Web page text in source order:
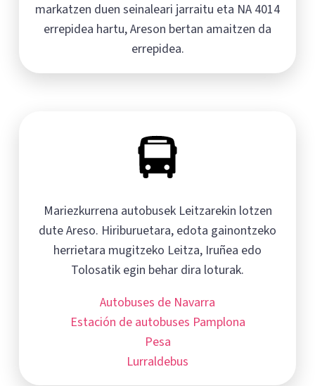
markatzen duen seinaleari jarraitu eta NA 4014
errepidea hartu, Areson bertan amaitzen da
errepidea.
Mariezkurrena autobusek Leitzarekin lotzen
dute Areso. Hiriburuetara, edota gainontzeko
herrietara mugitzeko Leitza, Iruñea edo
Tolosatik egin behar dira loturak.
Autobuses de Navarra
Estación de autobuses Pamplona
Pesa
Lurraldebus